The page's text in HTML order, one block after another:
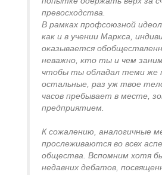
превосходства.
В рамках профсоюзной
как и в учении Маркса,
оказывается
неважно, кто ты и чем
чтобы ты обладал теми же
остальные, раз уж твое
часов пребывает в месте,
предприятием.
К сожалению, аналогичные
прослеживаются во всех
общества. Вспомним хотя
недавних дебатов,